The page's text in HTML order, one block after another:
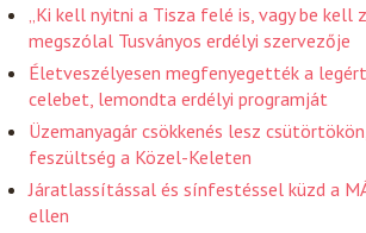
„Ki kell nyitni a Tisza felé is, vagy be kell
megszólal Tusványos erdélyi szervezője
Életveszélyesen megfenyegették a
celebet, lemondta erdélyi programját
Üzemanyagár csökkenés lesz
feszültség a Közel-Keleten
Járatlassítással és sínfestéssel küzd a
ellen